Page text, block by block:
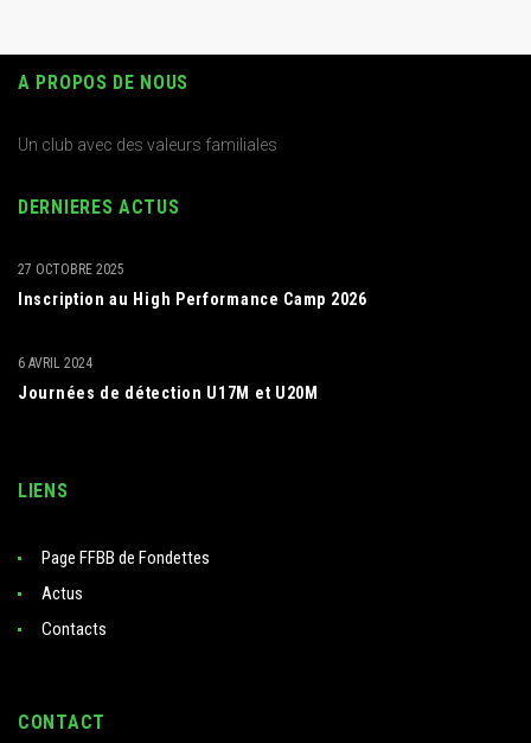
A PROPOS DE NOUS
Un club avec des valeurs familiales
DERNIERES ACTUS
Inscription au High Performance Camp 2026
27 OCTOBRE 2025
Journées de détection U17M et U20M
6 AVRIL 2024
LIENS
Page FFBB de Fondettes
Actus
Contacts
CONTACT